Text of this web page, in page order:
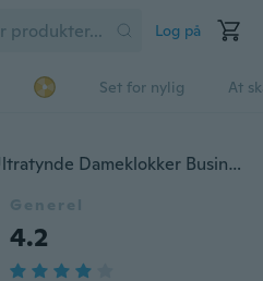
Log på
Set for nylig At
Mode Kvinder Luksusure Ultratynde Dameklokker Businessur Kvinder Luksus Rose Gold Mesh Rustfrit stål Dameklokker Kvindelig ur Montre Femme
Generel
4.2